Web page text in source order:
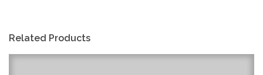
Related Products